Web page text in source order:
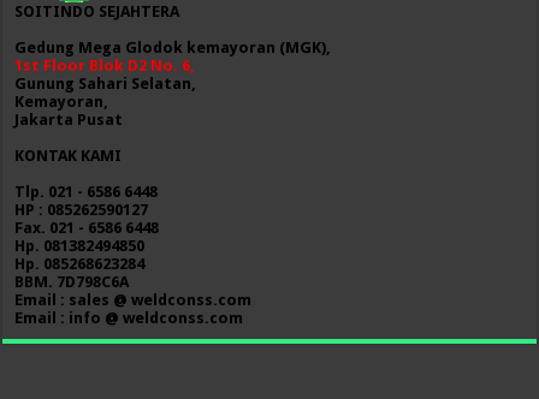
SOITINDO SEJAHTERA
Gedung Mega Glodok kemayoran (MGK),
1st Floor Blok D2 No. 6,
Gunung Sahari Selatan,
Kemayoran,
Jakarta Pusat
KONTAK KAMI
Tlp. 021 - 6586 6448
HP : 085262590127
Fax. 021 - 6586 6448
Hp. 081382494850
Hp. 085268623284
BBM. 7D798C6A
Email : sales @ weldconss.com
Email : info @ weldconss.com